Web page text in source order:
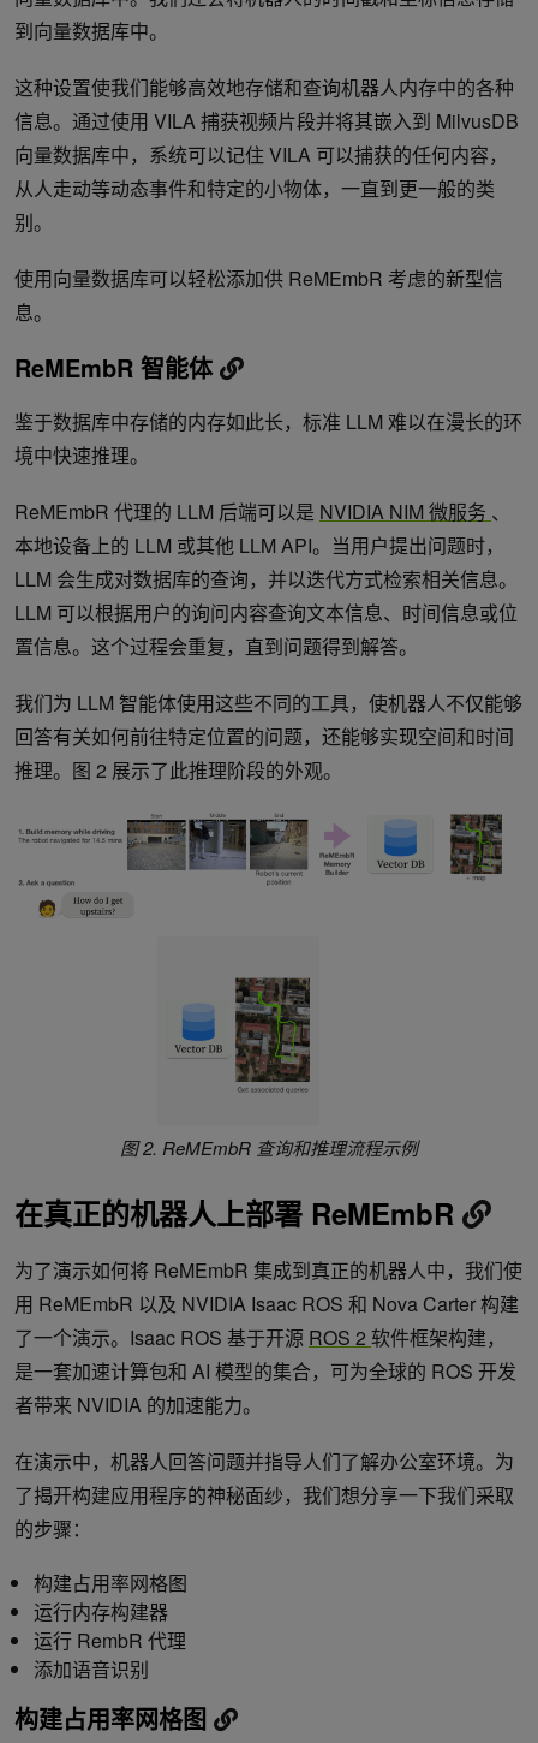
到向量数据库中。
这种设置使我们能够高效地存储和查询机器人内存中的各种
信息。通过使用 VILA 捕获视频片段并将其嵌入到 MilvusDB
向量数据库中，系统可以记住 VILA 可以捕获的任何内容，
从人走动等动态事件和特定的小物体，一直到更一般的类
别。
使用向量数据库可以轻松添加供 ReMEmbR 考虑的新型信
息。
ReMEmbR 智能体
鉴于数据库中存储的内存如此长，标准 LLM 难以在漫长的环
境中快速推理。
ReMEmbR 代理的 LLM 后端可以是 NVIDIA NIM 微服务 、
本地设备上的 LLM 或其他 LLM API。当用户提出问题时，
LLM 会生成对数据库的查询，并以迭代方式检索相关信息。
LLM 可以根据用户的询问内容查询文本信息、时间信息或位
置信息。这个过程会重复，直到问题得到解答。
我们为 LLM 智能体使用这些不同的工具，使机器人不仅能够
回答有关如何前往特定位置的问题，还能够实现空间和时间
推理。图 2 展示了此推理阶段的外观。
图 2. ReMEmbR 查询和推理流程示例
在真正的机器人上部署 ReMEmbR
为了演示如何将 ReMEmbR 集成到真正的机器人中，我们使
用 ReMEmbR 以及 NVIDIA Isaac ROS 和 Nova Carter 构建
了一个演示。Isaac ROS 基于开源 ROS 2 软件框架构建，
是一套加速计算包和 AI 模型的集合，可为全球的 ROS 开发
者带来 NVIDIA 的加速能力。
在演示中，机器人回答问题并指导人们了解办公室环境。为
了揭开构建应用程序的神秘面纱，我们想分享一下我们采取
的步骤：
构建占用率网格图
运行内存构建器
运行 RembR 代理
添加语音识别
构建占用率网格图